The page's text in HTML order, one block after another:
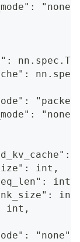
int,
int,
int,
"none",